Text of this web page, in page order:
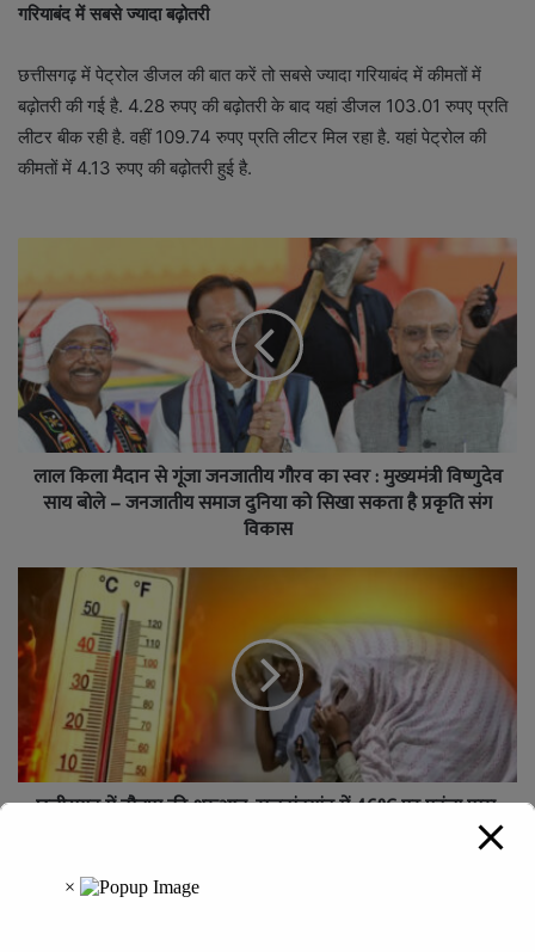
गरियाबंद में सबसे ज्यादा बढ़ोतरी
छत्तीसगढ़ में पेट्रोल डीजल की बात करें तो सबसे ज्यादा गरियाबंद में कीमतों में
बढ़ोतरी की गई है. 4.28 रुपए की बढ़ोतरी के बाद यहां डीजल 103.01 रुपए प्रति
लीटर बीक रही है. वहीं 109.74 रुपए प्रति लीटर मिल रहा है. यहां पेट्रोल की
कीमतों में 4.13 रुपए की बढ़ोतरी हुई है.
लाल किला मैदान से गूंजा जनजातीय गौरव का स्वर : मुख्यमंत्री विष्णुदेव
साय बोले – जनजातीय समाज दुनिया को सिखा सकता है प्रकृति संग
विकास
छत्तीसगढ़ में नौतपा की शुरुआत, राजनांदगांव में 46°C पर पहुंचा पारा,
Leave a Reply